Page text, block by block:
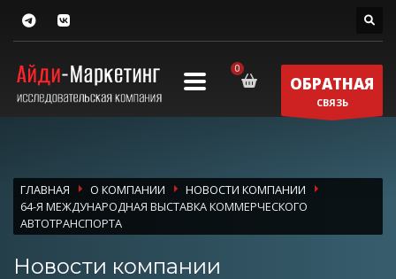
ОБРАТНАЯ
СВЯЗЬ
ГЛАВНАЯ О КОМПАНИИ
НОВОСТИ КОМПАНИИ
64-Я МЕЖДУНАРОДНАЯ ВЫСТАВКА КОММЕРЧЕСКОГО
АВТОТРАНСПОРТА
Новости компании